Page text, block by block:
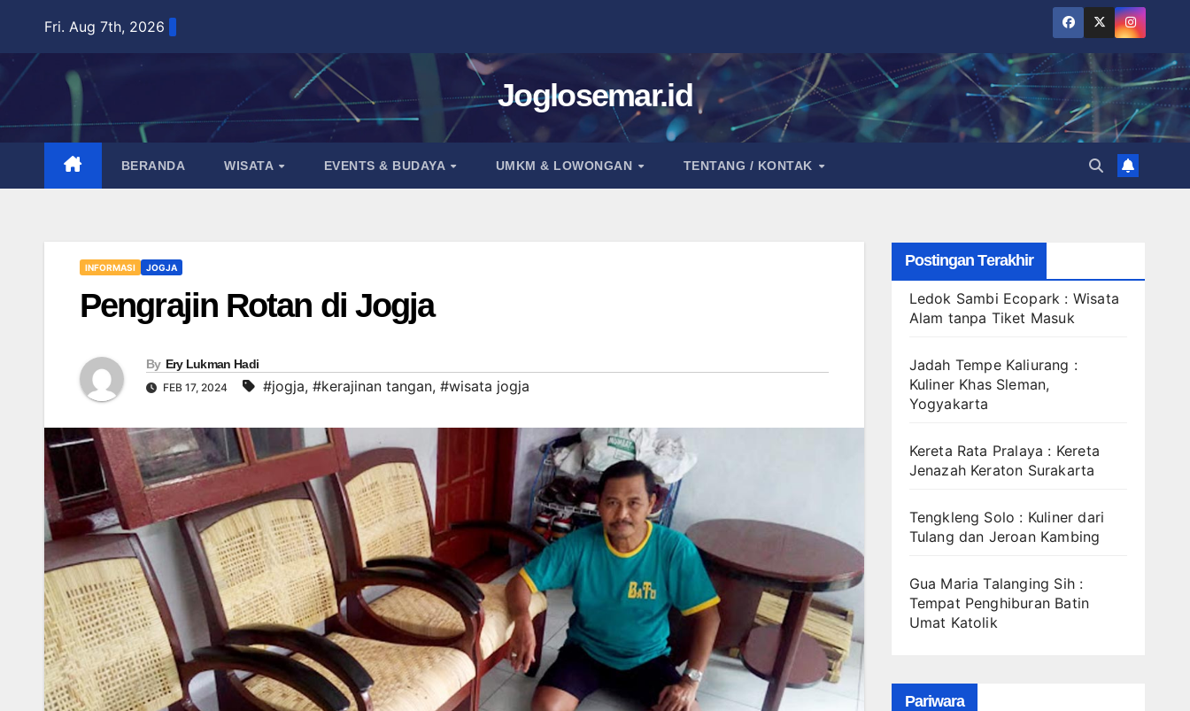
content
Fri. Aug 7th, 2026
Joglosemar.id
BERANDA WISATA EVENTS & BUDAYA UMKM & LOWONGAN TENTANG / KONTAK
INFORMASI JOGJA
Pengrajin Rotan di Jogja
By Ery Lukman Hadi
FEB 17, 2024 #jogja, #kerajinan tangan, #wisata jogja
Postingan Terakhir
Ledok Sambi Ecopark : Wisata
Alam tanpa Tiket Masuk
Jadah Tempe Kaliurang :
Kuliner Khas Sleman,
Yogyakarta
Kereta Rata Pralaya : Kereta
Jenazah Keraton Surakarta
Tengkleng Solo : Kuliner dari
Tulang dan Jeroan Kambing
Gua Maria Talanging Sih :
Tempat Penghiburan Batin
Umat Katolik
Pariwara